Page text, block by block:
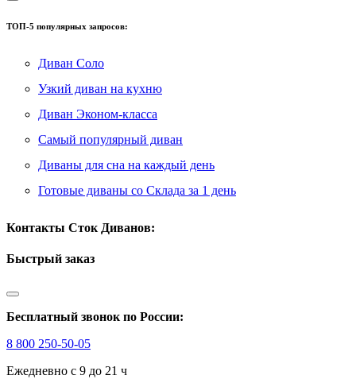
ТОП-5 популярных запросов:
Диван Соло
Узкий диван на кухню
Диван Эконом-класса
Самый популярный диван
Диваны для сна на каждый день
Готовые диваны со Склада за 1 день
Контакты Сток Диванов:
Быстрый заказ
Бесплатный звонок по России:
8 800 250-50-05
Ежедневно с 9 до 21 ч